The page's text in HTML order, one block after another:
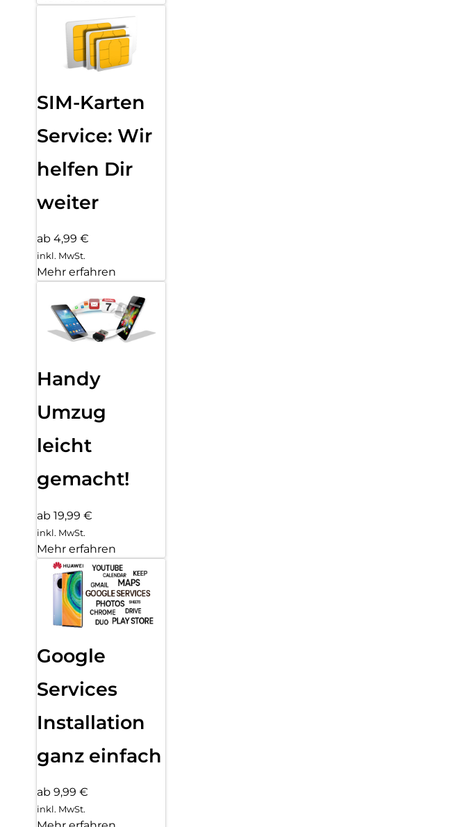
SIM-Karten
Service: Wir
helfen Dir
weiter
ab 4,99 €
inkl. MwSt.
Mehr erfahren
Handy
Umzug
leicht
gemacht!
ab 19,99 €
inkl. MwSt.
Mehr erfahren
Google
Services
Installation
ganz einfach
ab 9,99 €
inkl. MwSt.